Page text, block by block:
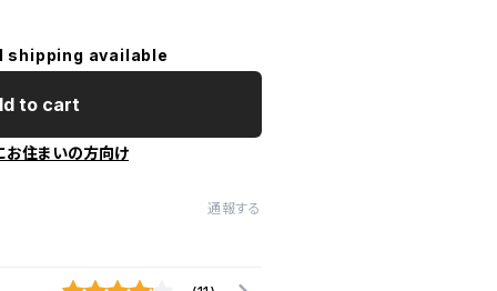
shipping available
to cart
お住まいの方向け
通報する